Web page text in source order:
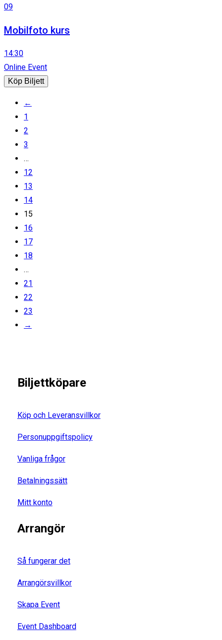
09
Mobilfoto kurs
14:30
Online Event
Köp Biljett
←
1
2
3
…
12
13
14
15
16
17
18
…
21
22
23
→
Biljettköpare
Köp och Leveransvillkor
Personuppgiftspolicy
Vanliga frågor
Betalningssätt
Mitt konto
Arrangör
Så fungerar det
Arrangörsvillkor
Skapa Event
Event Dashboard